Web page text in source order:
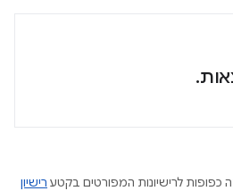
כפופות לרישיונות המפורטים בקטע רישיון